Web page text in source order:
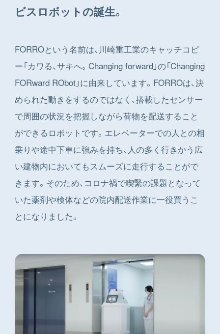
ビスロボットの誕生。
FORROという名前は、川崎重工業のキャッチコピ
ー「カワる、サキへ。Changing forward」の「Changing
FORward RObot」に由来しています。FORROは、決
められた動きをするのではなく、搭載したセンサー
で周囲の状況を把握しながら荷物を配送すること
ができるロボットです。エレベーターでの人との相
乗りや途中下車に強みを持ち、人の多く行きかう広
い建物内においてもスムーズに走行することがで
きます。そのため、コロナ禍で喫緊の課題となって
いた薬剤や検体などの院内配送作業に一役買うこ
とになりました。